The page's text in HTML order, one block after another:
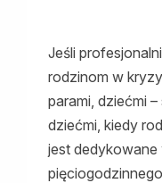
Jeśli
rodzinom w
parami, dziećmi
dziećmi, kiedy
jest dedykowane